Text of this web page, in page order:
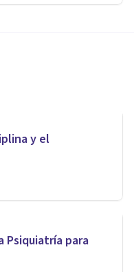
y el
Psiquiatría para